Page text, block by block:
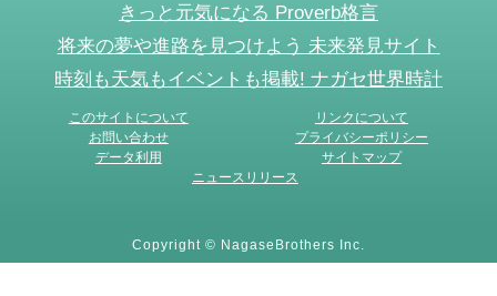
きっと元気になる Proverb格言
将来の夢や進路を見つけよう 未来発見サイト
時刻も天気もイベントも掲載! ナガセ世界時計
このサイトについて
リンクについて
お問い合わせ
プライバシーポリシー
データ利用
サイトマップ
ニュースリリース
Copyright © NagaseBrothers Inc.